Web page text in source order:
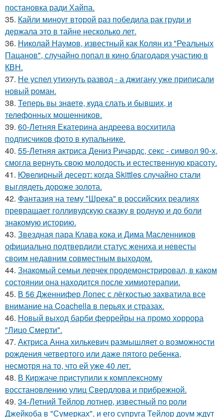
постановка ради Хайпа.
35. Кайли миноуг второй раз победила рак груди и
держала это в тайне несколько лет.
36. Николай Наумов, известный как Колян из "Реальных
Пацанов", случайно попал в кино благодаря участию в
КВН.
37. Не успел утихнуть развод - а джигану уже приписали
новый роман.
38. Теперь вы знaетe, куда слать и бывших, и
телeфонныx мошенников.
39. 60-Летняя Екатерина андреева восхитила
подписчиков фото в купальнике.
40. 55-Летняя актриса Дениз Ричардс, секс - символ 90-х,
смогла вернуть свою молодость и естественную красоту.
41. Ювелирный десерт: когда Skittles случайно стали
выглядеть дороже золота.
42. Фантазия на тему "Шрека" в российских реалиях
превращает голливудскую сказку в родную и до боли
знакомую историю.
43. Звездная пара Клава кока и Дима Масленников
официально подтвердили статус жениха и невесты
своим недавним совместным выходом.
44. Знакомый семьи лерчек продемонстрировал, в каком
состоянии она находится после химиотерапии.
45. В 56 Дженнифер Лопес с лёгкостью захватила все
внимание на Coachella в перьях и стразах.
46. Новый выход барби феррейры на промо хоррора
"Лицо Смерти".
47. Актриса Анна хилькевич размышляет о возможности
рождения четвертого или даже пятого ребенка,
несмотря на то, что ей уже 40 лет.
48. В Киржаче приступили к комплексному
восстановлению улиц Свердлова и прибрежной.
49. 34-Летний Тейлор лотнер, известный по роли
Джейкоба в "Сумерках", и его супруга Тейлор доум ждут